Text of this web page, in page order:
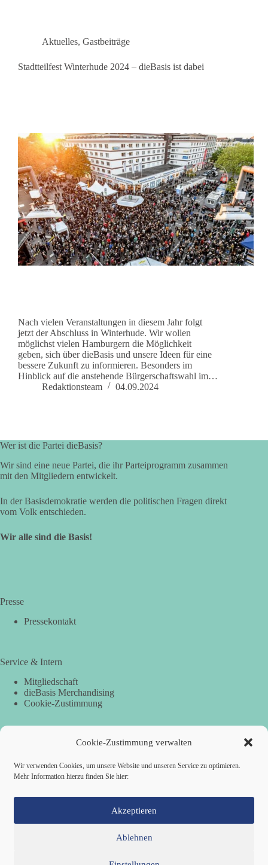
Cookie-Zustimmung verwalten
Wir verwenden Cookies, um unsere Website und unseren Service zu optimieren.
Mehr Information hierzu finden Sie hier:
Akzeptieren
Ablehnen
Aktuelles, Gastbeiträge
Stadtteilfest Winterhude 2024 – dieBasis ist dabei
Nach vielen Veranstaltungen in diesem Jahr folgt
jetzt der Abschluss in Winterhude. Wir wollen
möglichst vielen Hamburgern die Möglichkeit
geben, sich über dieBasis und unsere Ideen für eine
bessere Zukunft zu informieren. Besonders im
Hinblick auf die anstehende Bürgerschaftswahl im…
Redaktionsteam
04.09.2024
Wer ist die Partei dieBasis?
Wir sind eine neue Partei, die ihr Parteiprogramm zusammen
mit den Mitgliedern entwickelt.
In der Basisdemokratie werden die politischen Fragen direkt
vom Volk entschieden.
Wir alle sind die Basis!
Presse
Pressekontakt
Service & Intern
Mitgliedschaft
dieBasis Merchandising
Cookie-Zustimmung
Per Banküberweisung:
IBAN: DE87 2019 0003 0002 2499 01